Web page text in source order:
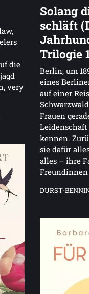
die
very
Solang
schläft
Trilogie
Berlin, um
eines
auf einer
Frauen
Leidenschaft
kennen.
sie dafür
alles – ihre
Freundinnen
DURST-